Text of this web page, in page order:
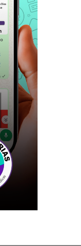
en la
de
las bases